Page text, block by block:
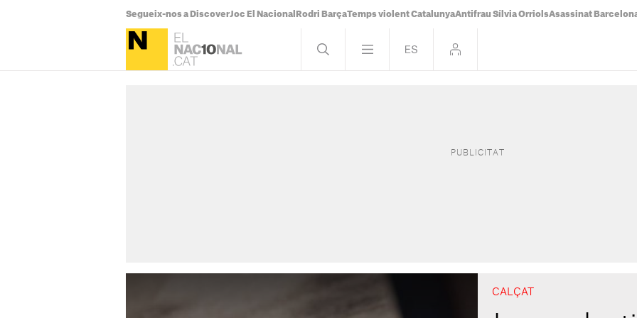
Segueix-nos a DiscoverJoc El Nacional Rodri BarçaTemps violent CatalunyaAntifrau Sílvia OrriolsAsassinat
CALÇAT